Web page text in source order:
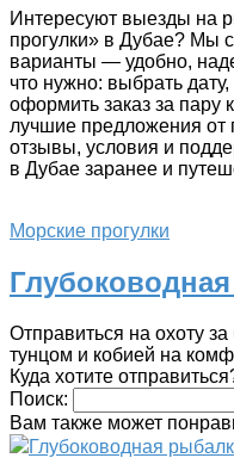
Интересуют выезды на
прогулки» в Дубае? Мы
варианты — удобно,
что нужно: выбрать
оформить заказ за пару
лучшие предложения от
отзывы, условия и
в Дубае заранее и
Морские прогулки
Отправиться на охоту
тунцом и кобией на
Куда хотите
Поиск:
Вам также может
Глубоководная